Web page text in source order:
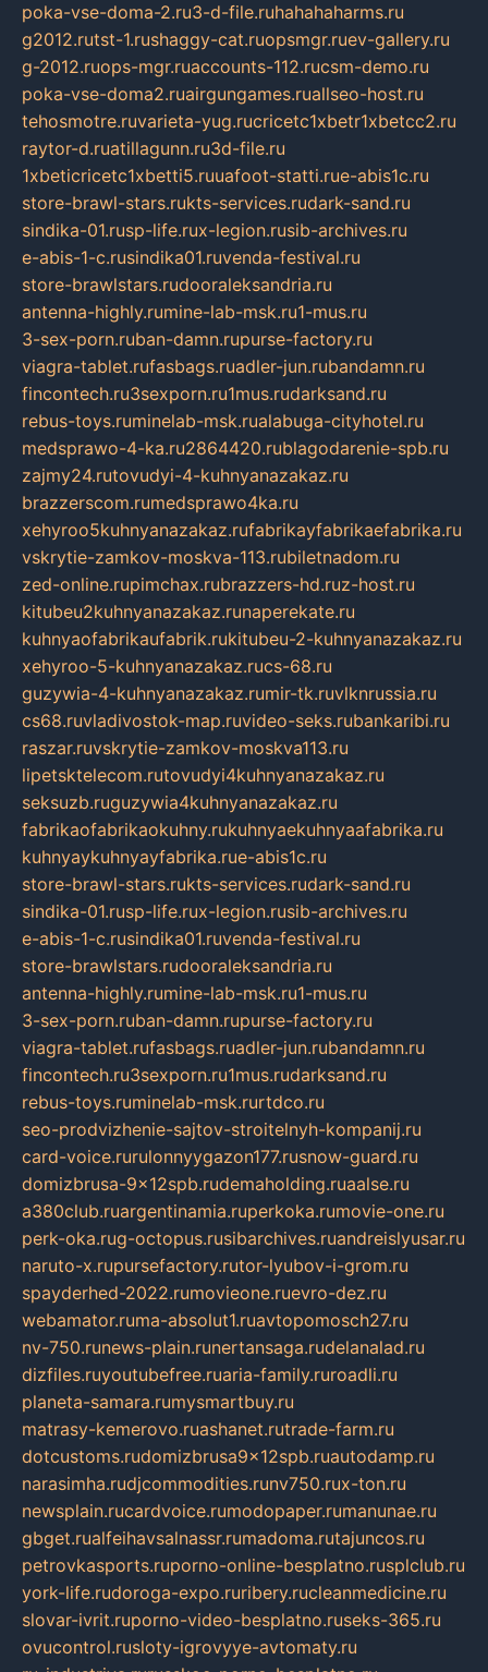
poka-vse-doma-2.ru3-d-file.ruhahahaharms.ru
g2012.rutst-1.rushaggy-cat.ruopsmgr.ruev-gallery.ru
g-2012.ruops-mgr.ruaccounts-112.rucsm-demo.ru
poka-vse-doma2.ruairgungames.ruallseo-host.ru
tehosmotre.ruvarieta-yug.rucricetc1xbetr1xbetcc2.ru
raytor-d.ruatillagunn.ru3d-file.ru
1xbeticricetc1xbetti5.ruuafoot-statti.rue-abis1c.ru
store-brawl-stars.rukts-services.rudark-sand.ru
sindika-01.rusp-life.rux-legion.rusib-archives.ru
e-abis-1-c.rusindika01.ruvenda-festival.ru
store-brawlstars.rudooraleksandria.ru
antenna-highly.rumine-lab-msk.ru1-mus.ru
3-sex-porn.ruban-damn.rupurse-factory.ru
viagra-tablet.rufasbags.ruadler-jun.rubandamn.ru
fincontech.ru3sexporn.ru1mus.rudarksand.ru
rebus-toys.ruminelab-msk.rualabuga-cityhotel.ru
medsprawo-4-ka.ru2864420.rublagodarenie-spb.ru
zajmy24.rutovudyi-4-kuhnyanazakaz.ru
brazzerscom.rumedsprawo4ka.ru
xehyroo5kuhnyanazakaz.rufabrikayfabrikaefabrika.ru
vskrytie-zamkov-moskva-113.rubiletnadom.ru
zed-online.rupimchax.rubrazzers-hd.ruz-host.ru
kitubeu2kuhnyanazakaz.runaperekate.ru
kuhnyaofabrikaufabrik.rukitubeu-2-kuhnyanazakaz.ru
xehyroo-5-kuhnyanazakaz.rucs-68.ru
guzywia-4-kuhnyanazakaz.rumir-tk.ruvlknrussia.ru
cs68.ruvladivostok-map.ruvideo-seks.rubankaribi.ru
raszar.ruvskrytie-zamkov-moskva113.ru
lipetsktelecom.rutovudyi4kuhnyanazakaz.ru
seksuzb.ruguzywia4kuhnyanazakaz.ru
fabrikaofabrikaokuhny.rukuhnyaekuhnyaafabrika.ru
kuhnyaykuhnyayfabrika.rue-abis1c.ru
store-brawl-stars.rukts-services.rudark-sand.ru
sindika-01.rusp-life.rux-legion.rusib-archives.ru
e-abis-1-c.rusindika01.ruvenda-festival.ru
store-brawlstars.rudooraleksandria.ru
antenna-highly.rumine-lab-msk.ru1-mus.ru
3-sex-porn.ruban-damn.rupurse-factory.ru
viagra-tablet.rufasbags.ruadler-jun.rubandamn.ru
fincontech.ru3sexporn.ru1mus.rudarksand.ru
rebus-toys.ruminelab-msk.rurtdco.ru
seo-prodvizhenie-sajtov-stroitelnyh-kompanij.ru
card-voice.rurulonnyygazon177.rusnow-guard.ru
domizbrusa-9x12spb.rudemaholding.ruaalse.ru
a380club.ruargentinamia.ruperkoka.rumovie-one.ru
perk-oka.rug-octopus.rusibarchives.ruandreislyusar.ru
naruto-x.rupursefactory.rutor-lyubov-i-grom.ru
spayderhed-2022.rumovieone.ruevro-dez.ru
webamator.ruma-absolut1.ruavtopomosch27.ru
nv-750.runews-plain.runertansaga.rudelanalad.ru
dizfiles.ruyoutubefree.ruaria-family.ruroadli.ru
planeta-samara.rumysmartbuy.ru
matrasy-kemerovo.ruashanet.rutrade-farm.ru
dotcustoms.rudomizbrusa9x12spb.ruautodamp.ru
narasimha.rudjcommodities.runv750.rux-ton.ru
newsplain.rucardvoice.rumodopaper.rumanunae.ru
gbget.rualfeihavsalnassr.rumadoma.rutajuncos.ru
petrovkasports.ruporno-online-besplatno.rusplclub.ru
york-life.rudoroga-expo.ruribery.rucleanmedicine.ru
slovar-ivrit.ruporno-video-besplatno.ruseks-365.ru
ovucontrol.rusloty-igrovyye-avtomaty.ru